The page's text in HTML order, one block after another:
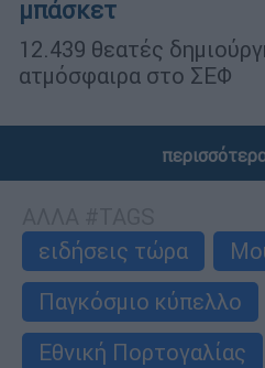
μπάσκετ
12.439 θεατές
ατμόσφαιρα στο ΣΕΦ
ειδήσεις τώρα
Παγκόσμιο κύπελλο
Εθνική Πορτογαλίας